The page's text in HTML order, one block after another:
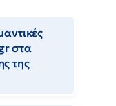
στα
της